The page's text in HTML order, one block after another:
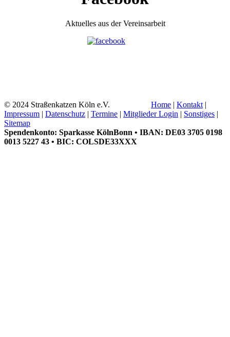
Aktuelles aus der Vereinsarbeit
© 2024 Straßenkatzen Köln e.V. Home | Kontakt |
Impressum | Datenschutz | Termine | Mitglieder Login | Sonstiges |
Sitemap
Spendenkonto: Sparkasse KölnBonn • IBAN: DE03 3705 0198
0013 5227 43 • BIC: COLSDE33XXX